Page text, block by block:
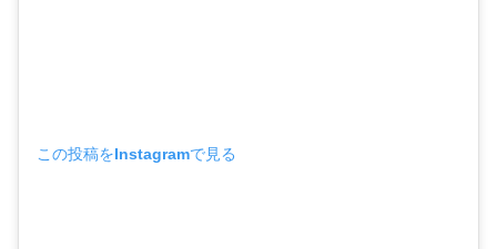
この投稿をInstagramで見る